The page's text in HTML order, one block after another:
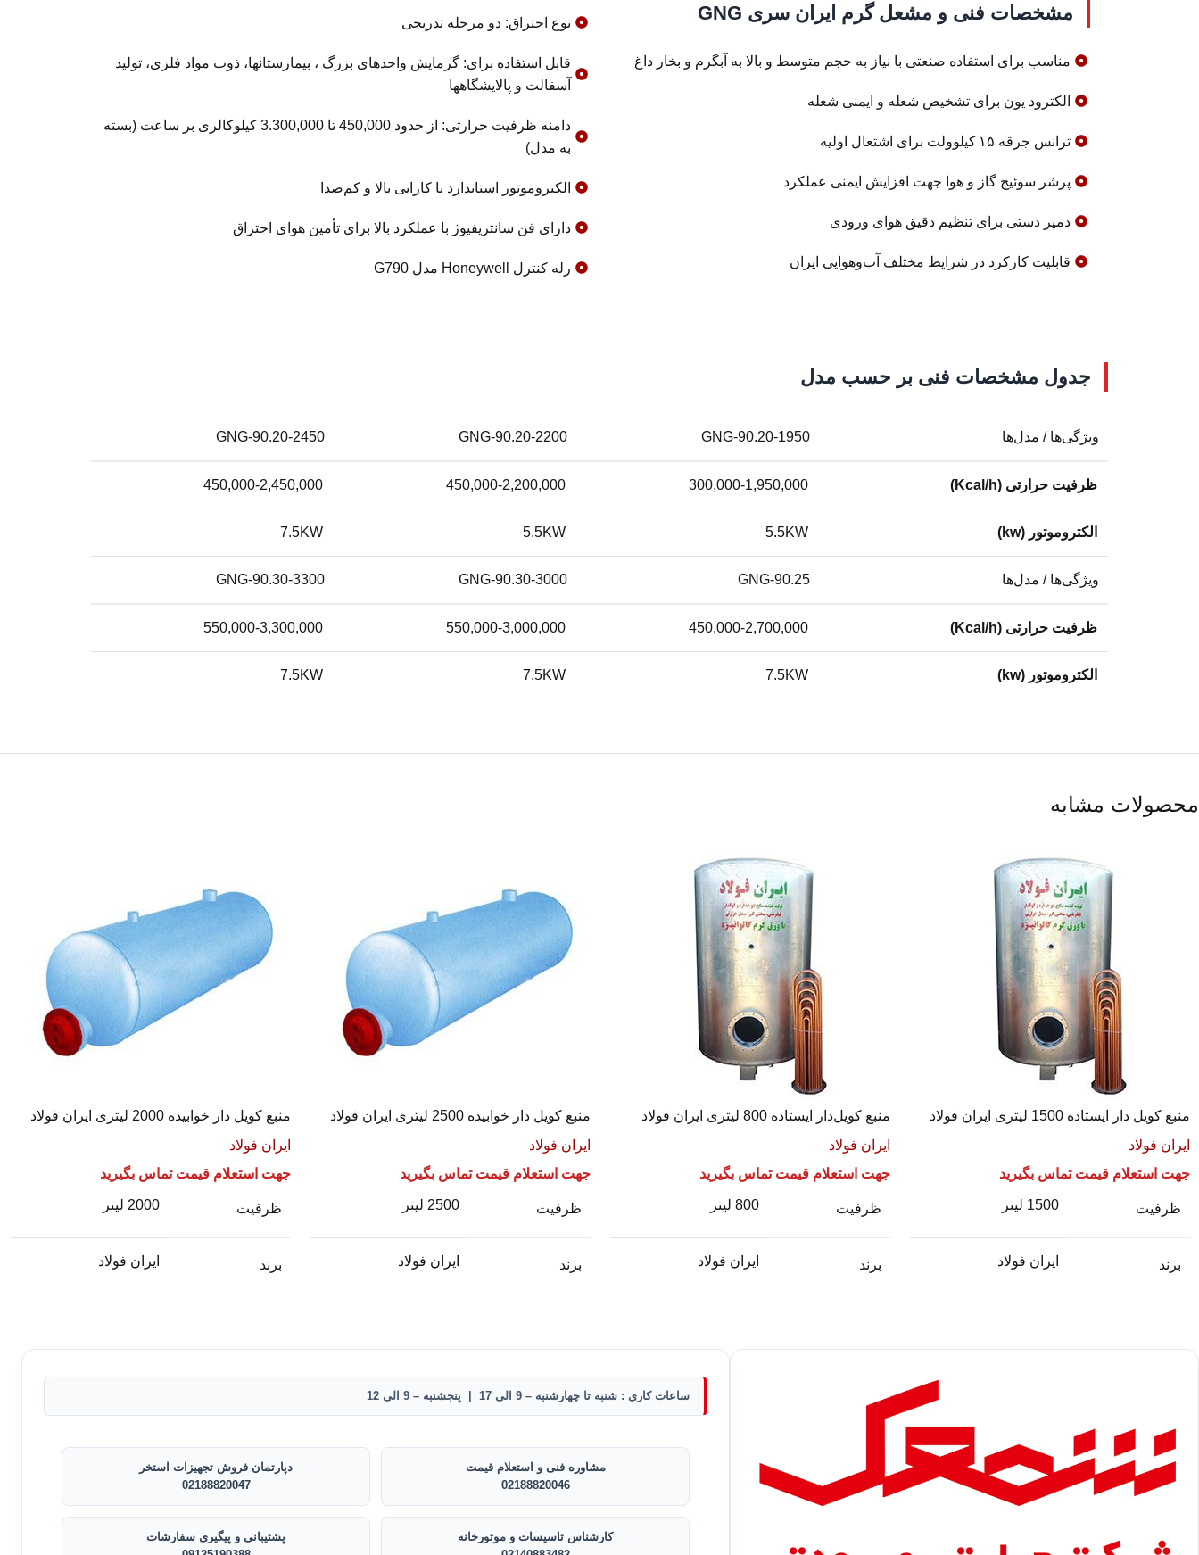
مشخصات فنی و مشعل‌ گرم ایران سری GNG
مناسب برای استفاده صنعتی با نیاز به حجم متوسط و بالا به آبگرم و بخار داغ
الکترود یون برای تشخیص شعله و ایمنی شعله
ترانس جرقه ۱۵ کیلوولت برای اشتعال اولیه
پرشر سوئیچ گاز و هوا جهت افزایش ایمنی عملکرد
دمپر دستی برای تنظیم دقیق هوای ورودی
قابلیت کارکرد در شرایط مختلف آب‌وهوایی ایران
نوع احتراق: دو مرحله تدریجی
قابل استفاده برای: گرمایش واحدهای بزرگ ، بیمارستانها، ذوب مواد فلزی، تولید
آسفالت و پالایشگاهها
دامنه ظرفیت حرارتی: از حدود 450,000 تا 3.300,000 کیلوکالری بر ساعت (بسته
به مدل)
الکتروموتور استاندارد با کارایی بالا و کم‌صدا
دارای فن سانتریفیوژ با عملکرد بالا برای تأمین هوای احتراق
رله کنترل Honeywell مدل G790
جدول مشخصات فنی بر حسب مدل
ویژگی‌ها / مدل‌ها GNG-90.20-1950
GNG-90.20-2200
GNG-90.20-2450
ظرفیت حرارتی (Kcal/h) 300,000-1,950,000
450,000-2,200,000
450,000-2,450,000
الکتروموتور (kw) 5.5KW
5.5KW
7.5KW
ویژگی‌ها / مدل‌ها GNG-90.25
GNG-90.30-3000
GNG-90.30-3300
ظرفیت حرارتی (Kcal/h) 450,000-2,700,000
550,000-3,000,000
550,000-3,300,000
الکتروموتور (kw) 7.5KW
7.5KW
7.5KW
محصولات مشابه
منبع کویل دار ایستاده 1500 لیتری ایران فولاد
ایران فولاد
جهت استعلام قیمت تماس بگیرید
ظرفیت 1500 لیتر
برند ایران فولاد
منبع کویل‌دار ایستاده 800 لیتری ایران فولاد
ایران فولاد
جهت استعلام قیمت تماس بگیرید
ظرفیت 800 لیتر
برند ایران فولاد
منبع کویل دار خوابیده 2500 لیتری ایران فولاد
ایران فولاد
جهت استعلام قیمت تماس بگیرید
ظرفیت 2500 لیتر
برند ایران فولاد
منبع کویل دار خوابیده 2000 لیتری ایران فولاد
ایران فولاد
جهت استعلام قیمت تماس بگیرید
ظرفیت 2000 لیتر
برند ایران فولاد
ساعات کاری : شنبه تا چهارشنبه – 9 الی 17 | پنجشنبه – 9 الی 12
مشاوره فنی و استعلام قیمت
02188820046
دپارتمان فروش تجهیزات استخر
02188820047
کارشناس تاسیسات و موتورخانه
پشتیبانی و پیگیری سفارشات